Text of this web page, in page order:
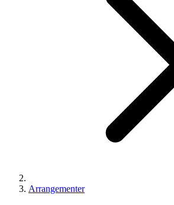
Arrangementer